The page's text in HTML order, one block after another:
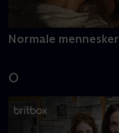
Normale mennesker
O